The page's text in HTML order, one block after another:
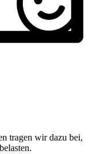
tragen wir dazu bei,